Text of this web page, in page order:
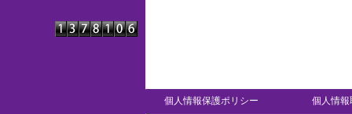
個人情報保護ポリシー 個人情報